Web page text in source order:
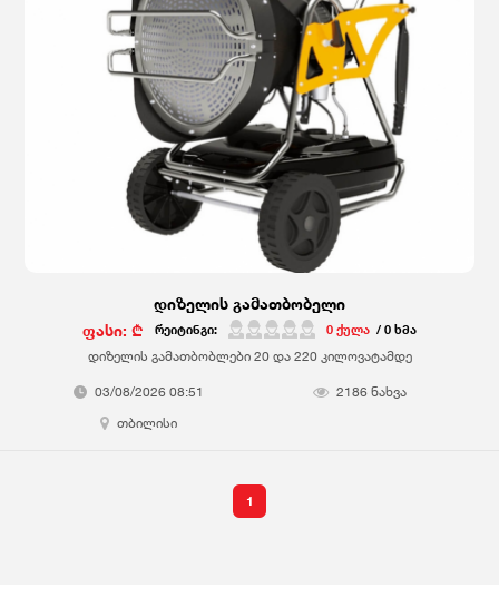
დიზელის გამათბობელი
ფასი: ₾
რეიტინგი: 0 ქულა / 0 ხმა
დიზელის გამათბობლები 20 და 220 კილოვატამდე
03/08/2026 08:51
2186 ნახვა
თბილისი
1